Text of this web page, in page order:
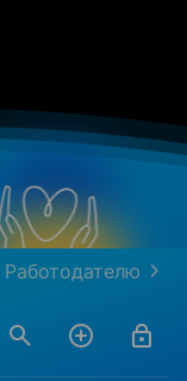
Работодателю